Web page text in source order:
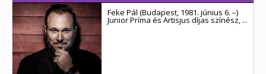
Feke Pál (Budapest, 1981. június 6. –)
Junior Príma és Artisjus díjas színész, ...